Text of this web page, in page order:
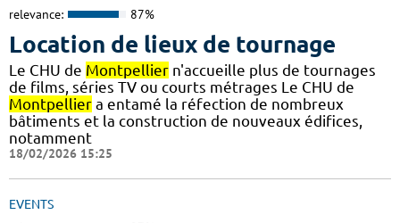
relevance: 87%
Location de lieux de tournage
Le CHU de Montpellier n'accueille plus de tournages
de films, séries TV ou courts métrages Le CHU de
Montpellier a entamé la réfection de nombreux
bâtiments et la construction de nouveaux édifices,
notamment
18/02/2026 15:25
EVENTS